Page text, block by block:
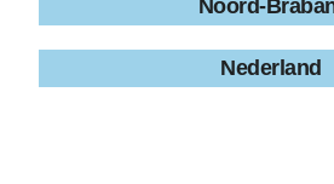
Noord-
Nederland